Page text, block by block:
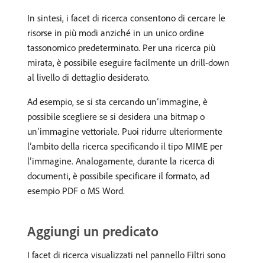
In sintesi, i facet di ricerca consentono di cercare le
risorse in più modi anziché in un unico ordine
tassonomico predeterminato. Per una ricerca più
mirata, è possibile eseguire facilmente un drill-down
al livello di dettaglio desiderato.
Ad esempio, se si sta cercando un’immagine, è
possibile scegliere se si desidera una bitmap o
un’immagine vettoriale. Puoi ridurre ulteriormente
l’ambito della ricerca specificando il tipo MIME per
l’immagine. Analogamente, durante la ricerca di
documenti, è possibile specificare il formato, ad
esempio PDF o MS Word.
Aggiungi un predicato
I facet di ricerca visualizzati nel pannello Filtri sono